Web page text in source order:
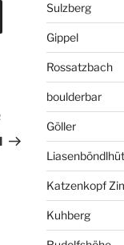
Nächster
Beitrag
Sulzberg
Gippel
Rossatzbach
boulderbar
Göller
Katzenkopf
Kuhberg